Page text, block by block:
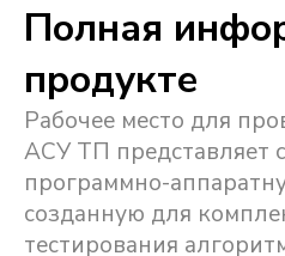
Полная
продукте
Рабочее место для
АСУ ТП представляет
программно-
созданную для
тестирования